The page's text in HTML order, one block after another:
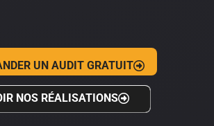
UN AUDIT GRATUIT
NOS RÉALISATIONS